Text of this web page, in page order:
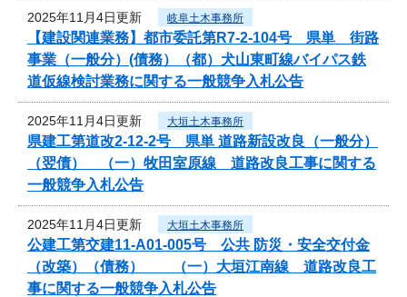
2025年11月4日更新 岐阜土木事務所
【建設関連業務】都市委託第R7-2-104号 県単 街路
事業（一般分）(債務）（都）犬山東町線バイパス鉄
道仮線検討業務に関する一般競争入札公告
2025年11月4日更新 大垣土木事務所
県建工第道改2-12-2号 県単 道路新設改良（一般分）
（翌債） （一）牧田室原線 道路改良工事に関する
一般競争入札公告
2025年11月4日更新 大垣土木事務所
公建工第交建11-A01-005号 公共 防災・安全交付金
（改築）（債務） （一）大垣江南線 道路改良工
事に関する一般競争入札公告